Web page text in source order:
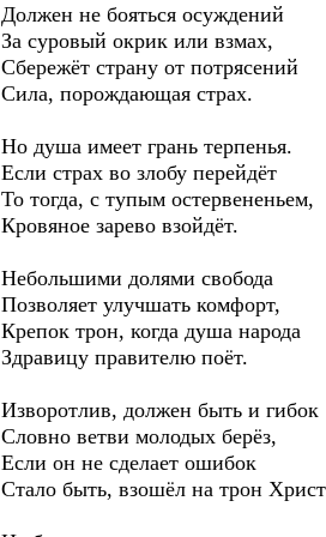
Должен не бояться осуждений
За суровый окрик или взмах,
Сбережёт страну от потрясений
Сила, порождающая страх.
Но душа имеет грань терпенья.
Если страх во злобу перейдёт
То тогда, с тупым остервененьем,
Кровяное зарево взойдёт.
Небольшими долями свобода
Позволяет улучшать комфорт,
Крепок трон, когда душа народа
Здравицу правителю поёт.
Изворотлив, должен быть и гибок
Словно ветви молодых берёз,
Если он не сделает ошибок
Стало быть, взошёл на трон